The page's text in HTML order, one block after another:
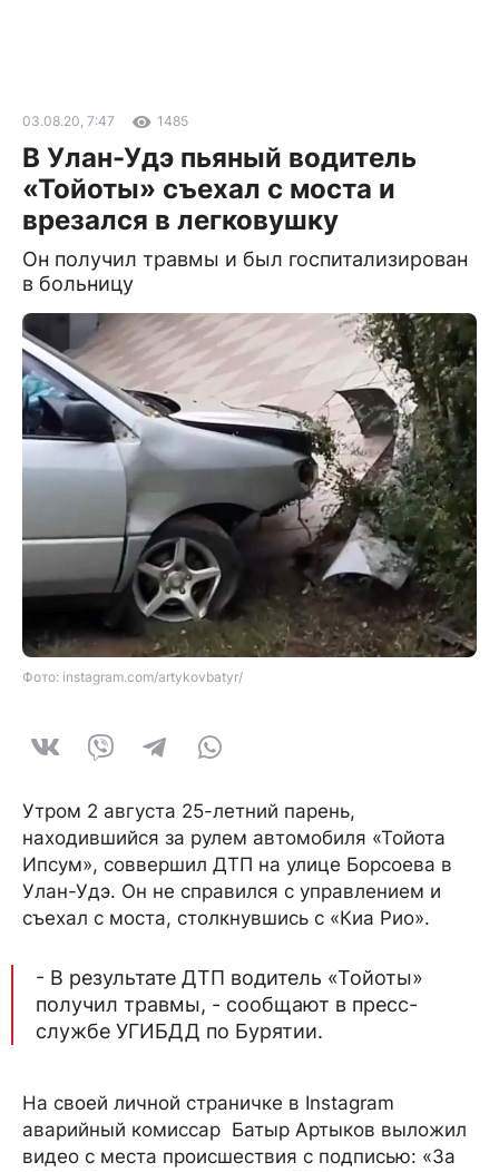
03.08.20, 7:47 1485
В Улан-Удэ пьяный водитель
«Тойоты» съехал с моста и
врезался в легковушку
Он получил травмы и был госпитализирован
в больницу
Фото: instagram.com/artykovbatyr/
Утром 2 августа 25-летний парень,
находившийся за рулем автомобиля «Тойота
Ипсум», соввершил ДТП на улице Борсоева в
Улан-Удэ. Он не справился с управлением и
съехал с моста, столкнувшись с «Киа Рио».
- В результате ДТП водитель «Тойоты»
получил травмы, - сообщают в пресс-
службе УГИБДД по Бурятии.
На своей личной страничке в Instagram
аварийный комиссар Батыр Артыков выложил
видео с места происшествия с подписью: «За